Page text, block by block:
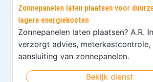
Zonnepanelen laten plaatsen voor
lagere energiekosten
Zonnepanelen laten plaatsen? A.R.
verzorgt advies, meterkastcontrole,
aansluiting van zonnepanelen.
Bekijk dienst